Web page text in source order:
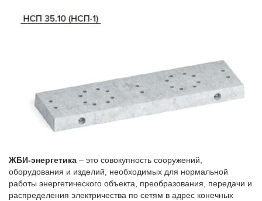
ЖБИ-энергетика – это совокупность сооружений,
оборудования и изделий, необходимых для нормальной
работы энергетического объекта, преобразования, передачи и
распределения электричества по сетям в адрес конечных